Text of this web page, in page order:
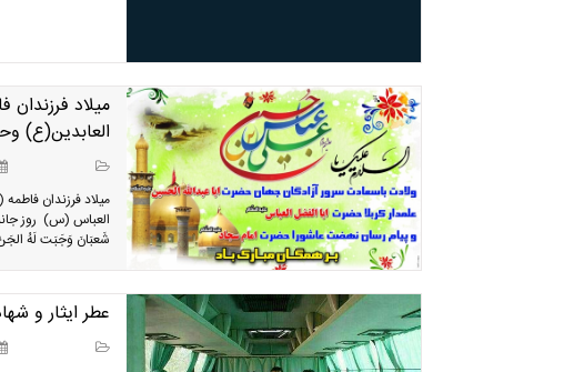
میلاد
العابدین(ع)
میلاد فرزندان
العباس (س) روز
شَعبَانَ وَجَبَت لَهُ
عطر ایثار و